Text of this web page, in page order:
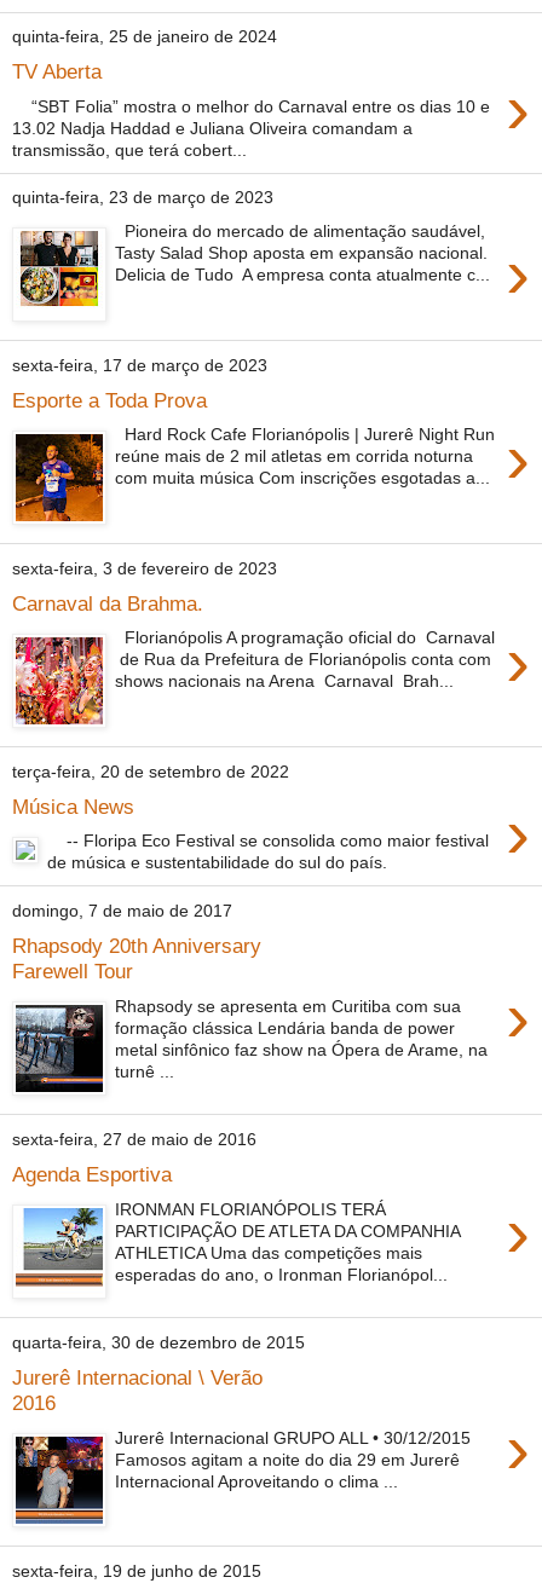
quinta-feira, 25 de janeiro de 2024
TV Aberta ›
“SBT Folia” mostra o melhor do Carnaval entre os dias 10 e
13.02 Nadja Haddad e Juliana Oliveira comandam a
transmissão, que terá cobert...
quinta-feira, 23 de março de 2023
›
Pioneira do mercado de alimentação saudável,
Tasty Salad Shop aposta em expansão nacional.
Delicia de Tudo A empresa conta atualmente c...
sexta-feira, 17 de março de 2023
Esporte a Toda Prova
›
Hard Rock Cafe Florianópolis | Jurerê Night Run
reúne mais de 2 mil atletas em corrida noturna
com muita música Com inscrições esgotadas a...
sexta-feira, 3 de fevereiro de 2023
Carnaval da Brahma.
›
Florianópolis A programação oficial do Carnaval
de Rua da Prefeitura de Florianópolis conta com
shows nacionais na Arena Carnaval Brah...
terça-feira, 20 de setembro de 2022
Música News ›
-- Floripa Eco Festival se consolida como maior festival
de música e sustentabilidade do sul do país.
domingo, 7 de maio de 2017
Rhapsody 20th Anniversary
Farewell Tour
›
Rhapsody se apresenta em Curitiba com sua
formação clássica Lendária banda de power
metal sinfônico faz show na Ópera de Arame, na
turnê ...
sexta-feira, 27 de maio de 2016
Agenda Esportiva
›
IRONMAN FLORIANÓPOLIS TERÁ
PARTICIPAÇÃO DE ATLETA DA COMPANHIA
ATHLETICA Uma das competições mais
esperadas do ano, o Ironman Florianópol...
quarta-feira, 30 de dezembro de 2015
Jurerê Internacional \ Verão
2016
›
Jurerê Internacional GRUPO ALL • 30/12/2015
Famosos agitam a noite do dia 29 em Jurerê
Internacional Aproveitando o clima ...
sexta-feira, 19 de junho de 2015